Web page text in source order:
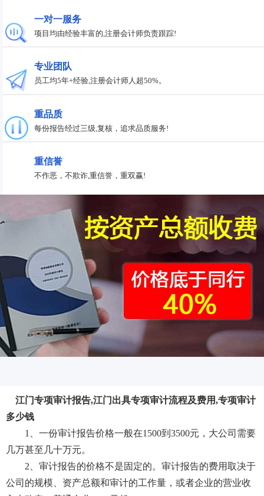
一对一服务
项目均由经验丰富的,注册会计师负责跟踪!
专业团队
员工均5年+经验,注册会计师人超50%。
重品质
每份报告经过三级,复核，追求品质服务!
重信誉
不作恶，不欺诈,重信誉，重双赢!
江门专项审计报告,江门出具专项审计流程及费用,专项审计
多少钱
1、一份审计报告价格一般在1500到3500元，大公司需要
几万甚至几十万元。
2、审计报告的价格不是固定的。审计报告的费用取决于
公司的规模、资产总额和审计的工作量，或者企业的营业收